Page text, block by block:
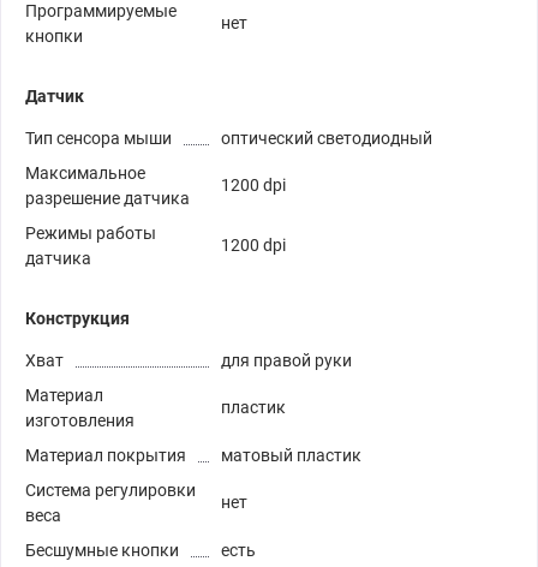
Программируемые
кнопки
нет
Датчик
Тип сенсора мыши
оптический светодиодный
Максимальное
разрешение датчика
1200 dpi
Режимы работы
датчика
1200 dpi
Конструкция
Хват
для правой руки
Материал
изготовления
пластик
Материал покрытия
матовый пластик
Система регулировки
веса
нет
Бесшумные кнопки есть